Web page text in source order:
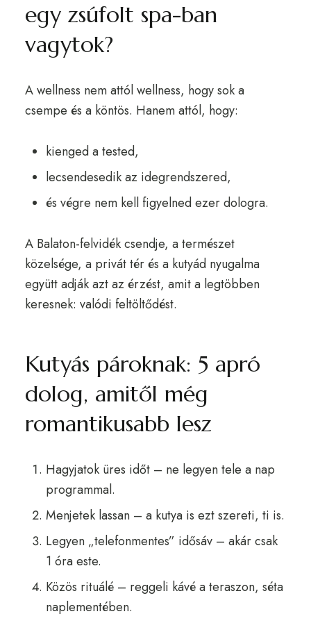
egy zsúfolt spa-ban
vagytok?
A wellness nem attól wellness, hogy sok a
csempe és a köntös. Hanem attól, hogy:
kienged a tested,
lecsendesedik az idegrendszered,
és végre nem kell figyelned ezer dologra.
A Balaton-felvidék csendje, a természet
közelsége, a privát tér és a kutyád nyugalma
együtt adják azt az érzést, amit a legtöbben
keresnek: valódi feltöltődést.
Kutyás pároknak: 5 apró
dolog, amitől még
romantikusabb lesz
Hagyjatok üres időt – ne legyen tele a nap
programmal.
Menjetek lassan – a kutya is ezt szereti, ti is.
Legyen „telefonmentes” idősáv – akár csak
1 óra este.
Közös rituálé – reggeli kávé a teraszon, séta
naplementében.